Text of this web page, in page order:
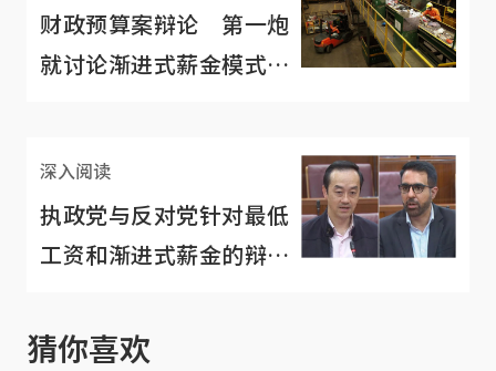
财政预算案辩论 第一炮
就讨论渐进式薪金模式有
深入阅读
执政党与反对党针对最低
工资和渐进式薪金的辩
猜你喜欢